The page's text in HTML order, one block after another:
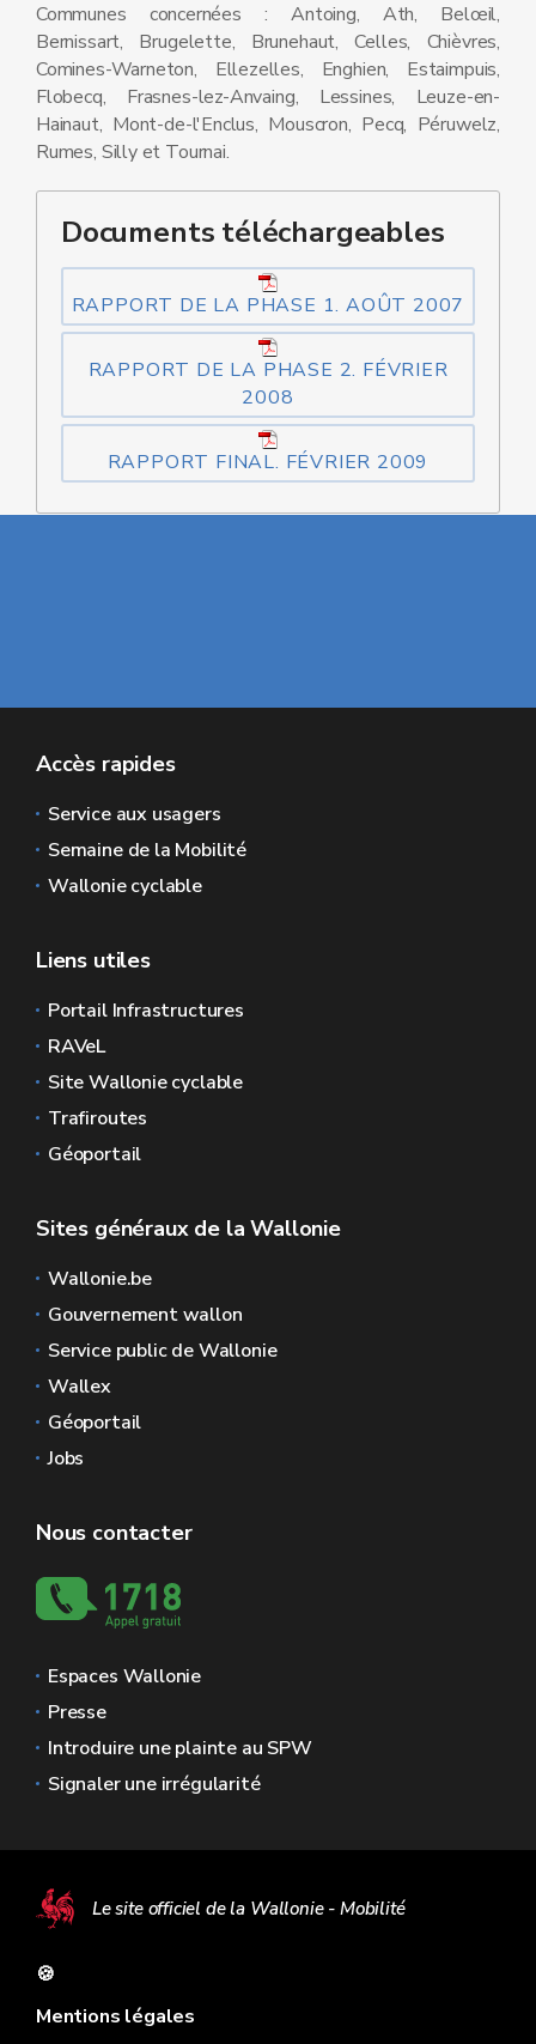
Communes concernées : Antoing, Ath, Belœil,
Bernissart, Brugelette, Brunehaut, Celles, Chièvres,
Comines-Warneton, Ellezelles, Enghien, Estaimpuis,
Flobecq, Frasnes-lez-Anvaing, Lessines, Leuze-en-
Hainaut, Mont-de-l'Enclus, Mouscron, Pecq, Péruwelz,
Rumes, Silly et Tournai.
Documents téléchargeables
RAPPORT DE LA PHASE 1. AOÛT 2007
RAPPORT DE LA PHASE 2. FÉVRIER
2008
RAPPORT FINAL. FÉVRIER 2009
Accès rapides
Service aux usagers
Semaine de la Mobilité
Wallonie cyclable
Liens utiles
Portail Infrastructures
RAVeL
Site Wallonie cyclable
Trafiroutes
Géoportail
Sites généraux de la Wallonie
Wallonie.be
Gouvernement wallon
Service public de Wallonie
Wallex
Géoportail
Jobs
Nous contacter
Espaces Wallonie
Presse
Introduire une plainte au SPW
Signaler une irrégularité
Le site officiel de la Wallonie - Mobilité
🍪
Mentions légales